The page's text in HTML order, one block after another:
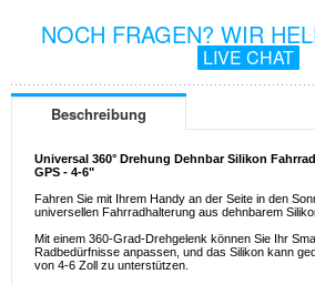
NOCH FRAGEN? WIR
LIVE CHAT
Beschreibung
Universal 360° Drehung Dehnbar Silikon
GPS - 4-6"
Fahren Sie mit Ihrem Handy an der Seite in den
universellen Fahrradhalterung aus dehnbarem
Mit einem 360-Grad-Drehgelenk können Sie Ihr
Radbedürfnisse anpassen, und das Silikon kann
von 4-6 Zoll zu unterstützen.